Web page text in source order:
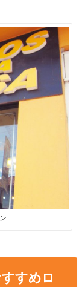
すめロ